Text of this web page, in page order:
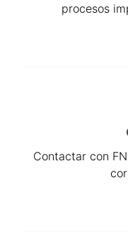
procesos
Contactar con